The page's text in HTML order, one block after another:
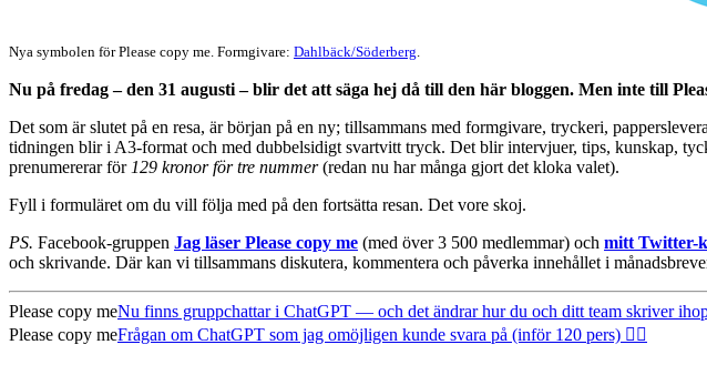
Nya symbolen för Please copy me. Formgivare: Dahlbäck/Söderberg.
Nu på fredag – den 31 augusti – blir det att säga hej då till den här bloggen. Men inte till
Det som är slutet på en resa, är början på en ny; tillsammans med formgivare, tryckeri,
tidningen blir i A3-format och med dubbelsidigt svartvitt tryck. Det blir intervjuer, tips, kunskap,
prenumererar för 129 kronor för tre nummer(redan nu har många gjort det kloka valet).
Fyll i formuläret om du vill följa med på den fortsätta resan. Det vore skoj.
PS. Facebook-gruppen Jag läser Please copy me (med över 3 500 medlemmar) och mitt Twitter-
och skrivande. Där kan vi tillsammans diskutera, kommentera och påverka innehållet i
Please copy meNu finns gruppchattar i ChatGPT — och det ändrar hur du och ditt team skriver
Please copy meFrågan om ChatGPT som jag omöjligen kunde svara på (inför 120 pers) 🤦‍♂️